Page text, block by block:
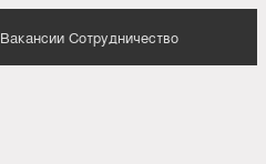
Вакансии Сотрудничество